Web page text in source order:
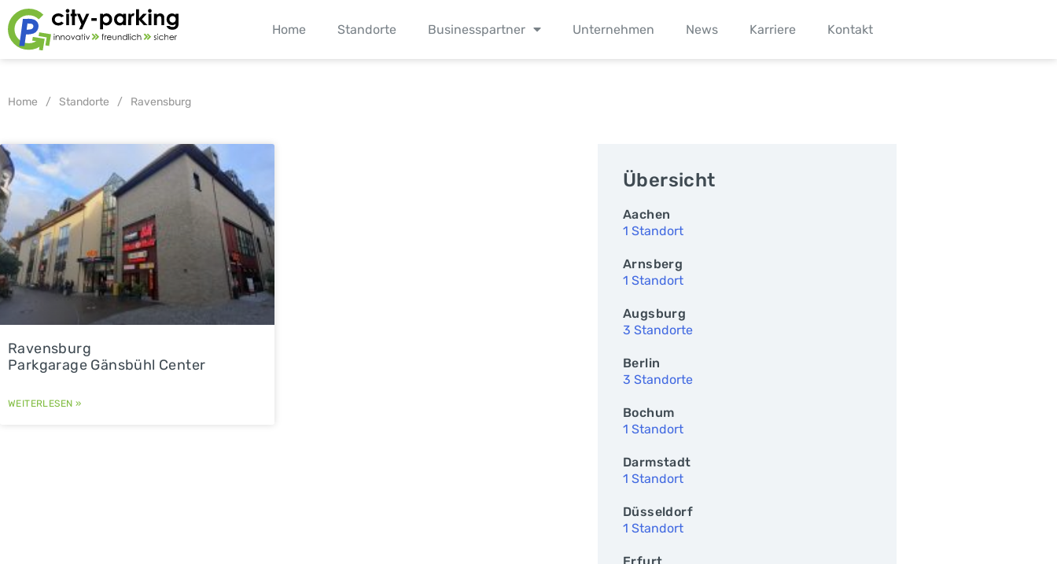
Home Standorte Businesspartner Unternehmen News Karriere Kontakt
Home / Standorte / Ravensburg
Ravensburg
Parkgarage Gänsbühl Center
WEITERLESEN »
Übersicht
Aachen
1 Standort
Arnsberg
1 Standort
Augsburg
3 Standorte
Berlin
3 Standorte
Bochum
1 Standort
Darmstadt
1 Standort
Düsseldorf
1 Standort